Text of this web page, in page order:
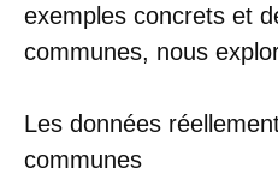
exemples concrets et
communes, nous
Les données
communes